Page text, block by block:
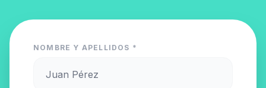
NOMBRE Y APELLIDOS *